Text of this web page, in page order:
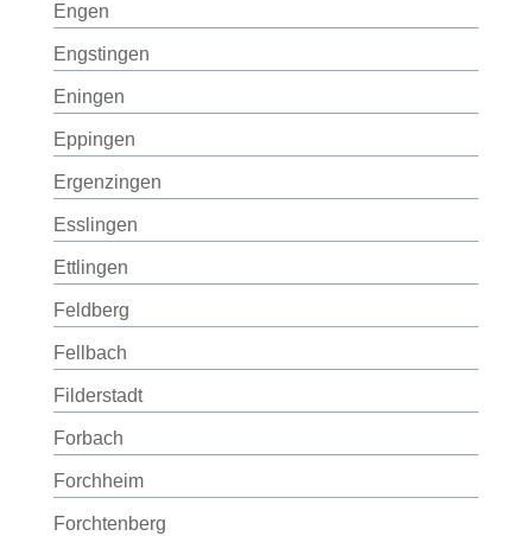
Engen
Engstingen
Eningen
Eppingen
Ergenzingen
Esslingen
Ettlingen
Feldberg
Fellbach
Filderstadt
Forbach
Forchheim
Forchtenberg